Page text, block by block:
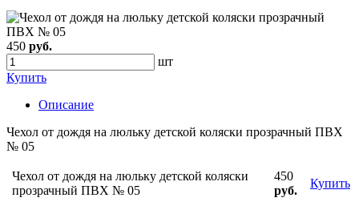
450 руб.
шт
Купить
Описание
Чехол от дождя на люльку детской коляски прозрачный ПВХ
№ 05
Чехол от дождя на люльку детской коляски
прозрачный ПВХ № 05
450
руб.
Купить